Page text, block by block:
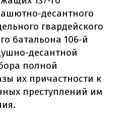
десантного
гвардейского
батальона 106-й
десантной
полной
их причастности к
преступлений им